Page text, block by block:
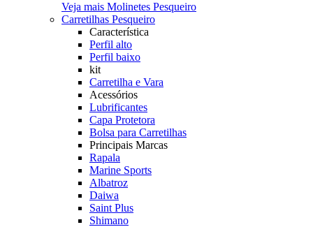
Veja mais Molinetes Pesqueiro
Carretilhas Pesqueiro
Característica
Perfil alto
Perfil baixo
kit
Carretilha e Vara
Acessórios
Lubrificantes
Capa Protetora
Bolsa para Carretilhas
Principais Marcas
Rapala
Marine Sports
Albatroz
Daiwa
Saint Plus
Shimano